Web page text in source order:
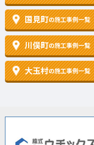
国見町の施工事例一覧
川俣町の施工事例一覧
大玉村の施工事例一覧